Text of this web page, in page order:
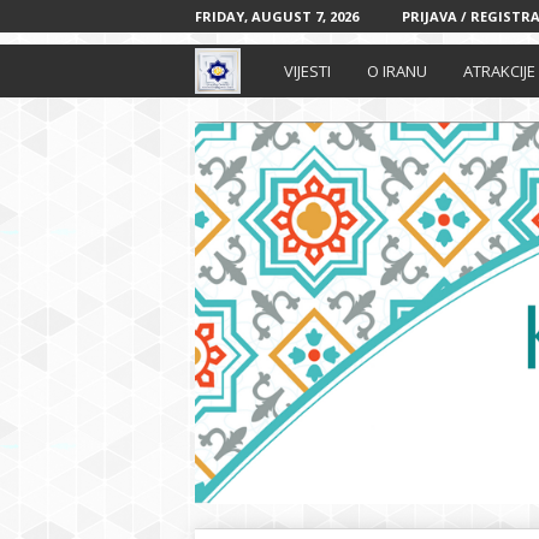
FRIDAY, AUGUST 7, 2026 PRIJAVA /
r
a
n
s
k
i
k
VIJESTI O IRANU ATRAKCIJE